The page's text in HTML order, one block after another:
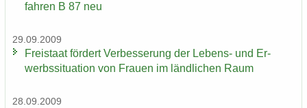
fah­ren B 87 neu
29.09.2009
Frei­staat för­dert Ver­bes­se­rung der Lebens-​ und Er­
werbs­si­tua­ti­on von Frau­en im länd­li­chen Raum
28.09.2009